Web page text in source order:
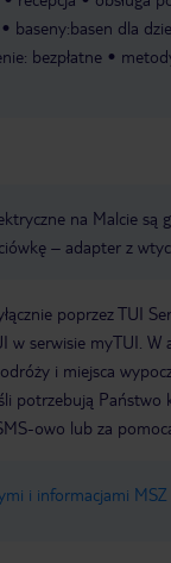
baseny:basen dla
bezpłatne
na Malcie
– adapter z
poprzez TUI
w serwisie myTUI.
i miejsca
potrzebują
owo lub za
i informacjami